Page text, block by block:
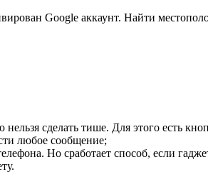
Google аккаунт. Найти
сделать тише. Для этого есть
любое сообщение;
Но сработает способ, если